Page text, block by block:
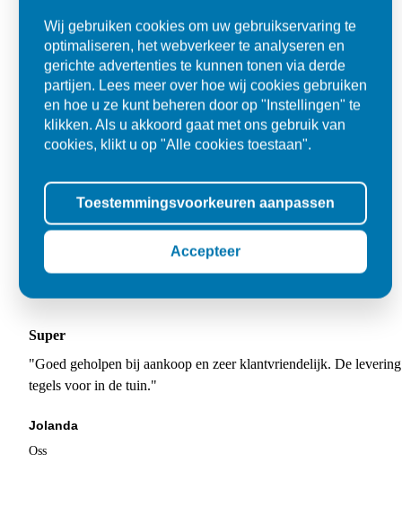
Super
"Goed geholpen bij aankoop en zeer klantvriendelijk. De
tegels voor in de tuin."
Jolanda
Oss
Wij gebruiken cookies om uw gebruikservaring te
optimaliseren, het webverkeer te analyseren en
gerichte advertenties te kunnen tonen via derde
partijen. Lees meer over hoe wij cookies gebruiken
en hoe u ze kunt beheren door op "Instellingen" te
klikken. Als u akkoord gaat met ons gebruik van
cookies, klikt u op "Alle cookies toestaan".
Toestemmingsvoorkeuren aanpassen
Accepteer